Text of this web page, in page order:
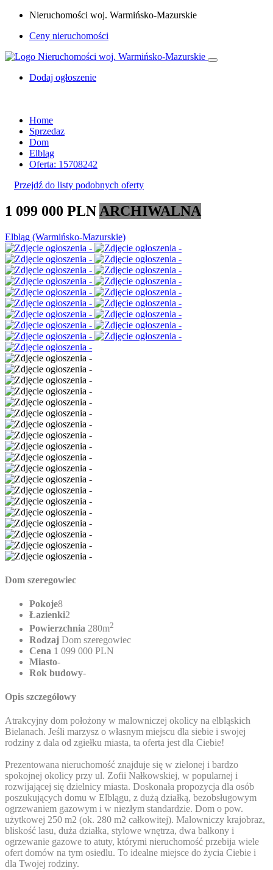
Nieruchomości woj. Warmińsko-Mazurskie
Ceny nieruchomości
Dodaj ogłoszenie
Home
Sprzedaz
Dom
Elbląg
Oferta: 15708242
Przejdź do listy podobnych oferty
1 099 000 PLN ARCHIWALNA
Elbląg (Warmińsko-Mazurskie)
Dom szeregowiec
Pokoje8
Łazienki2
Powierzchnia 280m2
Rodzaj Dom szeregowiec
Cena 1 099 000 PLN
Miasto-
Rok budowy-
Opis szczegółowy
Atrakcyjny dom położony w malowniczej okolicy na elbląskich
Bielanach. Jeśli marzysz o własnym miejscu dla siebie i swojej
rodziny z dala od zgiełku miasta, ta oferta jest dla Ciebie!
Prezentowana nieruchomość znajduje się w zielonej i bardzo
spokojnej okolicy przy ul. Zofii Nałkowskiej, w popularnej i
rozwijającej się dzielnicy miasta. Doskonała propozycja dla osób
poszukujących domu w Elblągu, z dużą działką, bezobsługowym
ogrzewaniem gazowym i w niezłym standardzie. Dom o pow.
użytkowej 250 m2 (ok. 280 m2 całkowitej). Malowniczy krajobraz,
bliskość lasu, duża działka, stylowe wnętrza, dwa balkony i
ogrzewanie gazowe to atuty, którymi nieruchomość przebija wiele
ofert domów na tym osiedlu. To idealne miejsce do życia Ciebie i
dla Twojej rodziny.